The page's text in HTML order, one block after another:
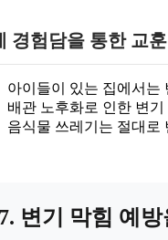
경험담을 통한 교훈
아이들이 있는 집에서는
배관 노후화로 인한 변
음식물 쓰레기는 절대로
변기 막힘 예